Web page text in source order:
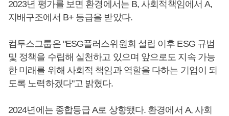
2023년 평가를 보면 환경에서는 B, 사회적책임에서 A,
지배구조에서 B+ 등급을 받았다.
컴투스그룹은 "ESG플러스위원회 설립 이후 ESG 규범
및 정책을 수립해 실천하고 있으며 앞으로도 지속 가능
한 미래를 위해 사회적 책임과 역할을 다하는 기업이 되
도록 노력하겠다"고 밝혔다.
2024년에는 종합등급 A로 상향됐다. 환경에서 A, 사회